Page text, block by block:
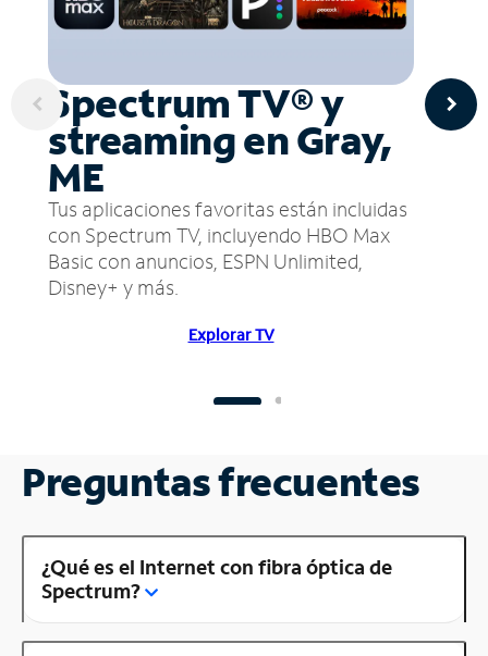
Spectrum TV® y
streaming en Gray,
ME
Tus aplicaciones favoritas están incluidas
con Spectrum TV, incluyendo HBO Max
Basic con anuncios, ESPN Unlimited,
Disney+ y más.
Explorar TV
Preguntas frecuentes
¿Qué es el Internet con fibra óptica de
Spectrum?